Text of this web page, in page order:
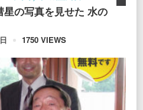
の写真を見せた 水の
1750 VIEWS